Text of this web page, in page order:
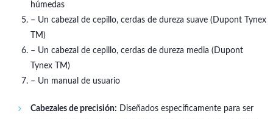
húmedas
– Un cabezal de cepillo, cerdas de dureza suave (Dupont Tynex
TM)
– Un cabezal de cepillo, cerdas de dureza media (Dupont
Tynex TM)
– Un manual de usuario
Cabezales de precisión: Diseñados específicamente para ser